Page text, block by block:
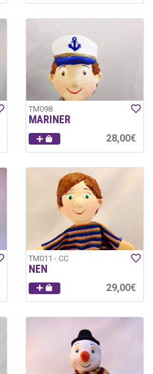
TM098
MARINER
28,00€
TM011 - CC
NEN
29,00€